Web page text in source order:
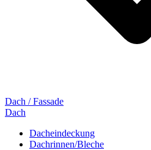
Dach / Fassade
Dach
Dacheindeckung
Dachrinnen/Bleche